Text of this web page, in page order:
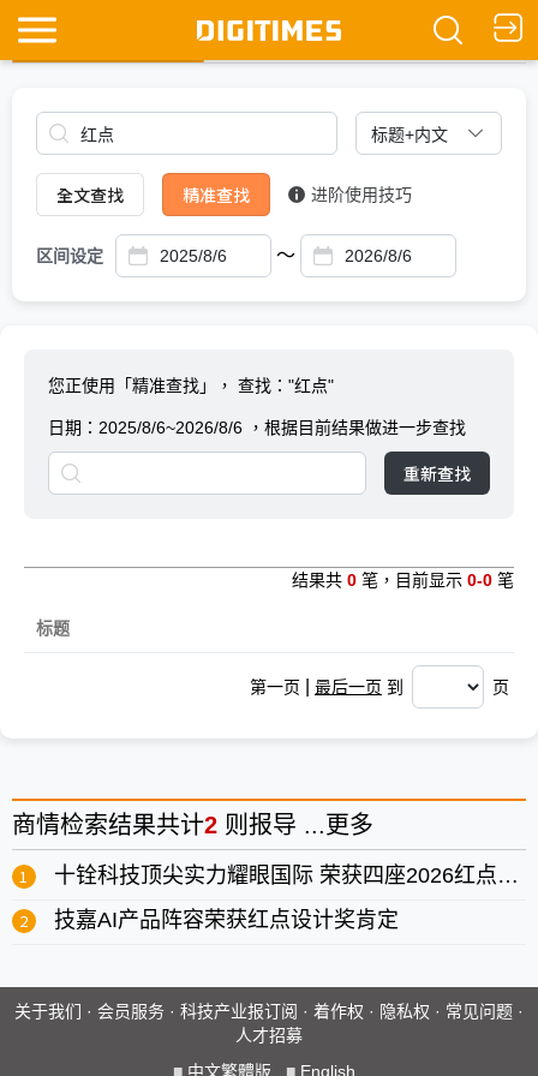
Ask DIGITIMES
全文查找 精准查找 进阶使用技巧
区间设定 ～
您正使用「精准查找」， 查找："红点"
日期： 2025/8/6~2026/8/6 ，根据目前结果做进一步查找
重新查找
结果共 0 笔，目前显示 0-0 笔
标题
第一页 最后一页 到 页
商情检索结果共计2 则报导 ... 更多
十铨科技顶尖实力耀眼国际 荣获四座2026红点设计大奖
技嘉AI产品阵容荣获红点设计奖肯定
关于我们 · 会员服务 · 科技产业报订阅 · 着作权 · 隐私权 · 常见问题 ·
人才招募
■ 中文繁體版 ■ English